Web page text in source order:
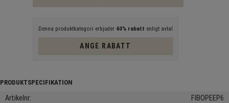
Denna produktkategori erbjuder 40% rabatt enligt avtal
ANGE RABATT
Artikelnr FIBOPEEP6